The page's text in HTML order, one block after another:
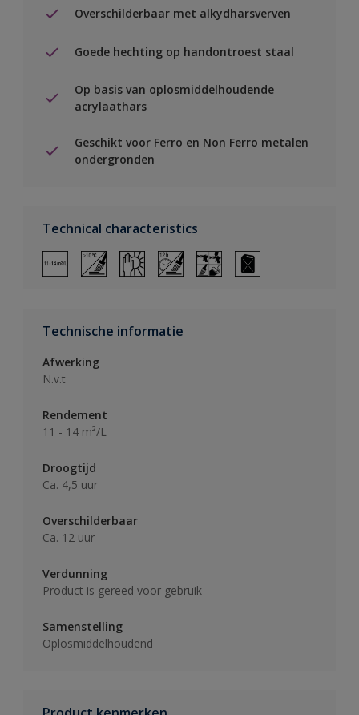
Overschilderbaar met alkydharsverven
Goede hechting op handontroest staal
Op basis van oplosmiddelhoudende
acrylaathars
Geschikt voor Ferro en Non Ferro metalen
ondergronden
Technical characteristics
Technische informatie
Afwerking
N.v.t
Rendement
11 - 14 m²/L
Droogtijd
Ca. 4,5 uur
Overschilderbaar
Ca. 12 uur
Verdunning
Product is gereed voor gebruik
Samenstelling
Oplosmiddelhoudend